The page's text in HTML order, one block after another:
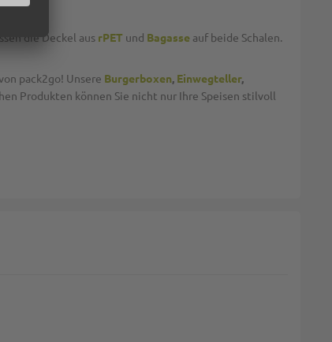
die Deckel aus rPET und Bagasse auf beide Schalen.
pack2go! Unsere Burgerboxen, Einwegteller,
Produkten können Sie nicht nur Ihre Speisen stilvoll